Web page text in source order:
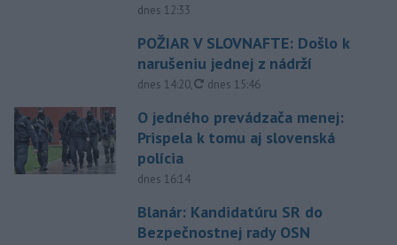
dnes 12:33
POŽIAR V SLOVNAFTE: Došlo k
narušeniu jednej z nádrží
dnes 14:20, aktualizované
dnes 15:46
O jedného prevádzača menej:
Prispela k tomu aj slovenská
polícia
dnes 16:14
Blanár: Kandidatúru SR do
Bezpečnostnej rady OSN